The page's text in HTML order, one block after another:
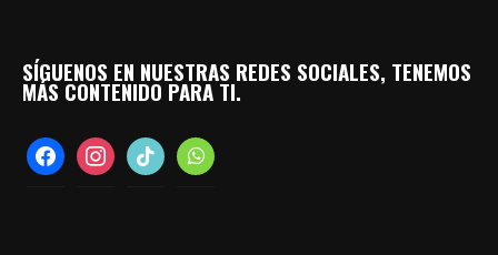
SÍGUENOS EN NUESTRAS REDES SOCIALES, TENEMOS
MÁS CONTENIDO PARA TI.
facebookinstagramtiktok whatsapp